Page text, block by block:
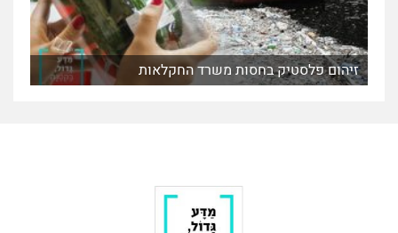
זיהום פלסטיק בחסות משרד החקלאות